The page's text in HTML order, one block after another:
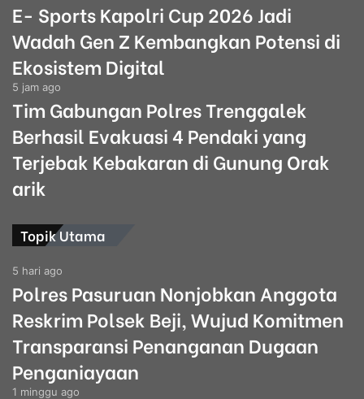
E- Sports Kapolri Cup 2026 Jadi
Wadah Gen Z Kembangkan Potensi di
Ekosistem Digital
5 jam ago
Tim Gabungan Polres Trenggalek
Berhasil Evakuasi 4 Pendaki yang
Terjebak Kebakaran di Gunung Orak
arik
Topik Utama
5 hari ago
Polres Pasuruan Nonjobkan Anggota
Reskrim Polsek Beji, Wujud Komitmen
Transparansi Penanganan Dugaan
Penganiayaan
1 minggu ago